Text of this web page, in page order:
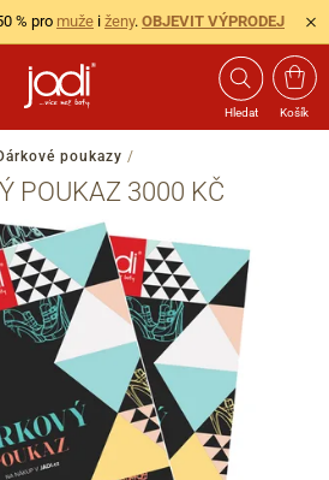
% pro muže i ženy. OBJEVIT VÝPRODEJ
Hledat Košík
poukazy /
POUKAZ 3000 KČ